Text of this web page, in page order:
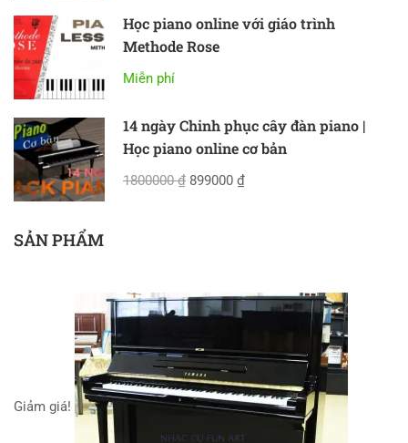
Học piano online với giáo trình
Methode Rose
Miễn phí
14 ngày Chinh phục cây đàn piano |
Học piano online cơ bản
1800000 ₫ 899000 ₫
SẢN PHẨM
Giảm giá!